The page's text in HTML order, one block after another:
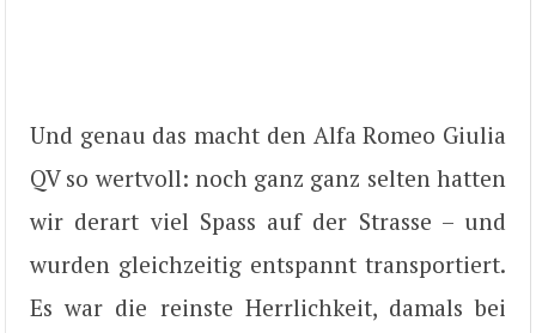
Und genau das macht den Alfa Romeo Giulia
QV so wertvoll: noch ganz ganz selten hatten
wir derart viel Spass auf der Strasse – und
wurden gleichzeitig entspannt transportiert.
Es war die reinste Herrlichkeit, damals bei